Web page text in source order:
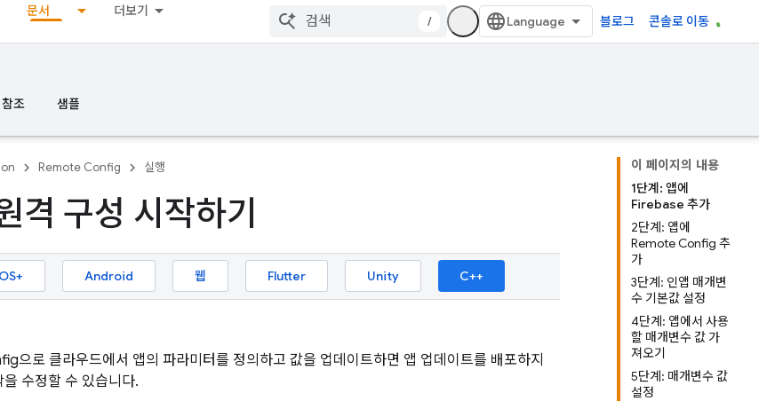
문서 더보기
/ 블로그 콘솔로 이동
참조 샘플
이 페이지의 내용
1단계: 앱에
Firebase 추가
2단계: 앱에
Remote Config 추
가
3단계: 인앱 매개변
수 기본값 설정
4단계: 앱에서 사용
할 매개변수 값 가
져오기
5단계: 매개변수 값
설정
Remote Config 실행
격 구성 시작하기
Android 웹 Flutter Unity C++
으로 클라우드에서 앱의 파라미터를 정의하고 값을 업데이트하면 앱 업데이트를 배포하지
수정할 수 있습니다.